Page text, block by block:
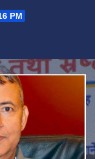
PM